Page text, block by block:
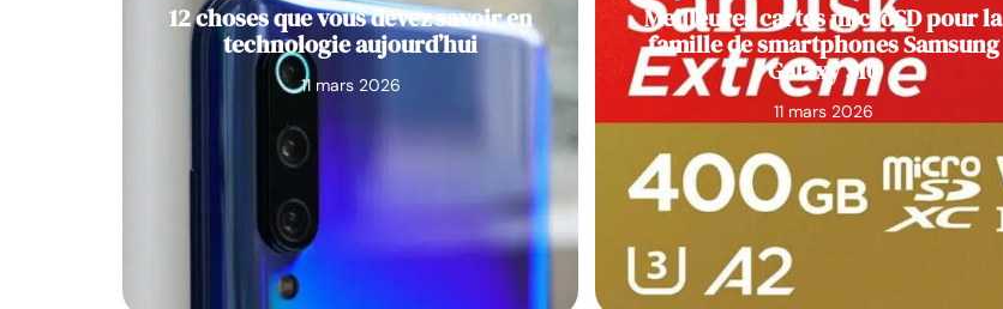
12 choses que vous devez savoir en
technologie aujourd’hui
11 mars 2026
Meilleures cartes microSD pour la
famille de smartphones Samsung
Galaxy S10
11 mars 2026